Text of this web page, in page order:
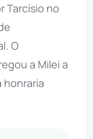
Tarcísio no
O
a Milei a
honraria